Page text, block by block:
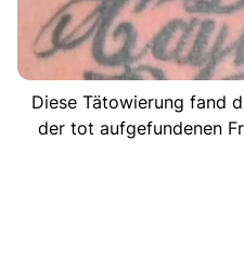
Diese Tätowierung fand
der tot aufgefundenen